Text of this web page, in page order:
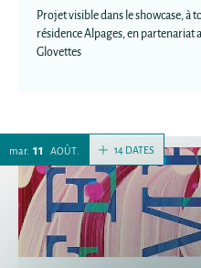
Projet visible dans le showcase, à
résidence Alpages, en partenariat
Glovettes
14 DATES
mar. 11 AOÛT